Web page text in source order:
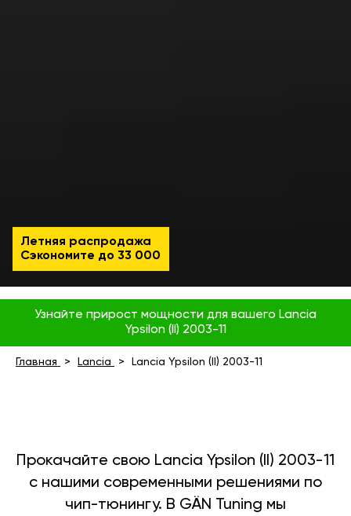
Летняя распродажа
Сэкономите до 33 000
Узнайте прирост мощности для вашего Lancia
Ypsilon (II) 2003-11
Главная Lancia Lancia Ypsilon (II) 2003-11
Прокачайте свою Lancia Ypsilon (II) 2003-11
с нашими современными решениями по
чип-тюнингу. В GÄN Tuning мы